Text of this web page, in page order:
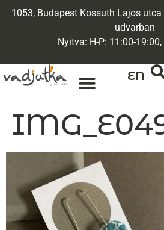
1053, Budapest Kossuth Lajos utca
udvarban
Nyitva: H-P: 11:00-
EN